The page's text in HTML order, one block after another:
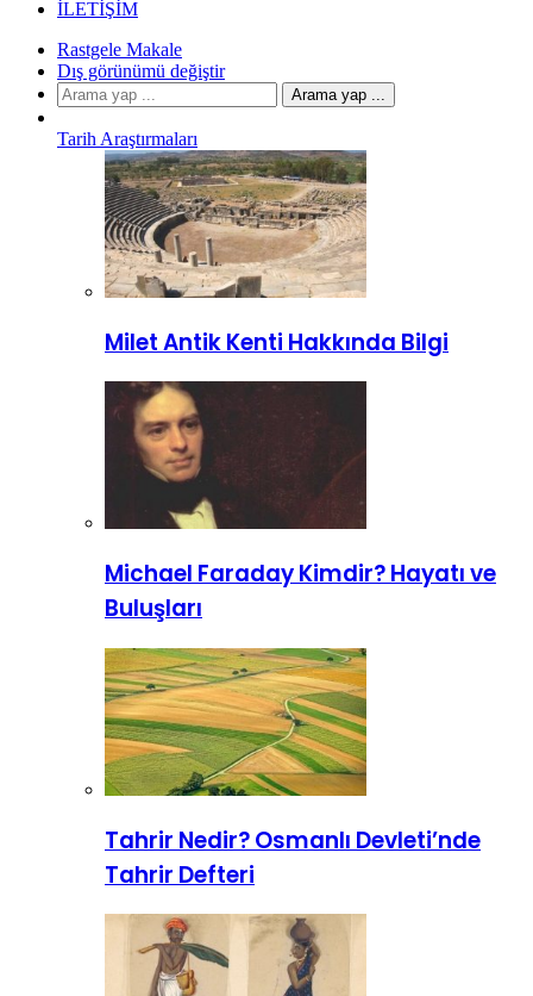
İLETIŞIM
Rastgele Makale
Dış görünümü değiştir
Arama yap ...
Tarih Araştırmaları
Milet Antik Kenti Hakkında Bilgi
Michael Faraday Kimdir? Hayatı ve
Buluşları
Tahrir Nedir? Osmanlı Devleti’nde
Tahrir Defteri